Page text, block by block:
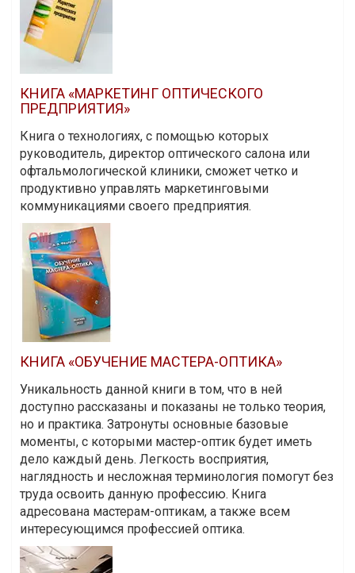
КНИГА «МАРКЕТИНГ ОПТИЧЕСКОГО
ПРЕДПРИЯТИЯ»
Книга о технологиях, с помощью которых
руководитель, директор оптического салона или
офтальмологической клиники, сможет четко и
продуктивно управлять маркетинговыми
коммуникациями своего предприятия.
КНИГА «ОБУЧЕНИЕ МАСТЕРА-ОПТИКА»
Уникальность данной книги в том, что в ней
доступно рассказаны и показаны не только теория,
но и практика. Затронуты основные базовые
моменты, с которыми мастер-оптик будет иметь
дело каждый день. Легкость восприятия,
наглядность и несложная терминология помогут без
труда освоить данную профессию. Книга
адресована мастерам-оптикам, а также всем
интересующимся профессией оптика.